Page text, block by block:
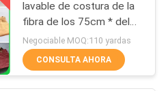
622
lavable de costura de la
fibra de los 75cm * del
100M con 0.3m m 0.55m
m 0.8m m
Negociable MOQ:110 yardas
CONSULTA AHORA